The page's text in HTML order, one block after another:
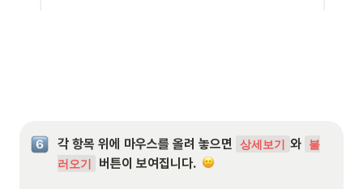
각 항목 위에 마우스를 올려 놓으면 상세보기 와
불
러오기
버튼이 보여집니다.